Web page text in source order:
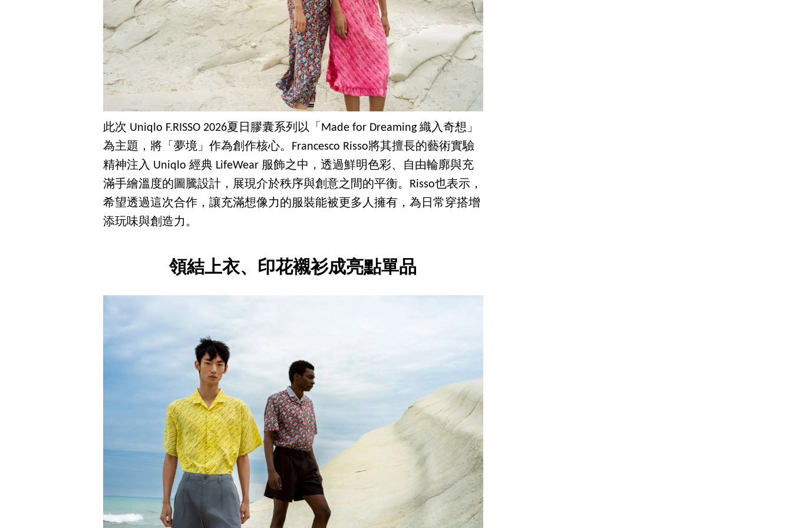
此次 Uniqlo F.RISSO 2026夏日膠囊系列以「Made for Dreaming 織入奇想」
為主題，將「夢境」作為創作核心。Francesco Risso將其擅長的藝術實驗
精神注入 Uniqlo 經典 LifeWear 服飾之中，透過鮮明色彩、自由輪廓與充
滿手繪溫度的圖騰設計，展現介於秩序與創意之間的平衡。Risso也表示，
希望透過這次合作，讓充滿想像力的服裝能被更多人擁有，為日常穿搭增
添玩味與創造力。
領結上衣、印花襯衫成亮點單品